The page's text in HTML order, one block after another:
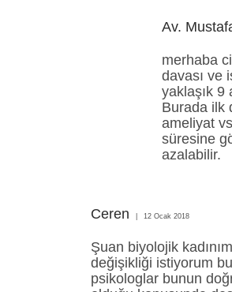
Av.
merhaba
davası ve
yaklaşık 9
Burada ilk
ameliyat
süresine
azalabilir.
Ceren 12 Ocak 2018
Şuan biyolojik
değişikliği istiyorum
psikologlar bunun